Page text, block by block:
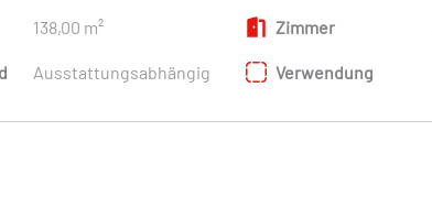
138,00 m²
Ausstattungsabhängig
Zimmer
Verwendung